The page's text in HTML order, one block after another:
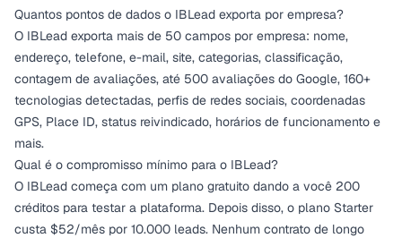
Quantos pontos de dados o IBLead exporta por empresa?
O IBLead exporta mais de 50 campos por empresa: nome,
endereço, telefone, e-mail, site, categorias, classificação,
contagem de avaliações, até 500 avaliações do Google, 160+
tecnologias detectadas, perfis de redes sociais, coordenadas
GPS, Place ID, status reivindicado, horários de funcionamento e
mais.
Qual é o compromisso mínimo para o IBLead?
O IBLead começa com um plano gratuito dando a você 200
créditos para testar a plataforma. Depois disso, o plano Starter
custa $52/mês por 10.000 leads. Nenhum contrato de longo